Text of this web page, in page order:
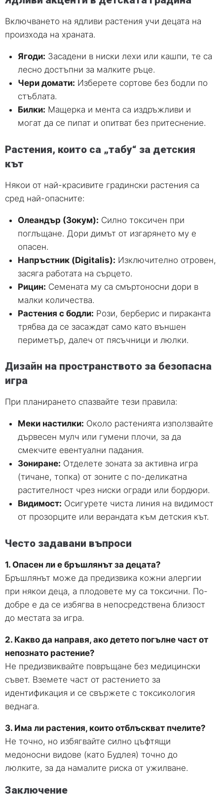
Включването на ядливи растения учи децата на
произхода на храната.
Ягоди: Засадени в ниски лехи или кашпи, те са
лесно достъпни за малките ръце.
Чери домати: Изберете сортове без бодли по
стъблата.
Билки: Мащерка и мента са издръжливи и
могат да се пипат и опитват без притеснение.
Растения, които са „табу“ за детския
кът
Някои от най-красивите градински растения са
сред най-опасните:
Олеандър (Зокум): Силно токсичен при
поглъщане. Дори димът от изгарянето му е
опасен.
Напръстник (Digitalis): Изключително отровен,
засяга работата на сърцето.
Рицин: Семената му са смъртоносни дори в
малки количества.
Растения с бодли: Рози, берберис и пираканта
трябва да се засаждат само като външен
периметър, далеч от пясъчници и люлки.
Дизайн на пространството за безопасна
игра
При планирането спазвайте тези правила:
Меки настилки: Около растенията използвайте
дървесен мулч или гумени плочи, за да
смекчите евентуални падания.
Зониране: Отделете зоната за активна игра
(тичане, топка) от зоните с по-деликатна
растителност чрез ниски огради или бордюри.
Видимост: Осигурете чиста линия на видимост
от прозорците или верандата към детския кът.
Често задавани въпроси
1. Опасен ли е бръшлянът за децата?
Бръшлянът може да предизвика кожни алергии
при някои деца, а плодовете му са токсични. По-
добре е да се избягва в непосредствена близост
до местата за игра.
2. Какво да направя, ако детето погълне част от
непознато растение?
Не предизвиквайте повръщане без медицински
съвет. Вземете част от растението за
идентификация и се свържете с токсикология
веднага.
3. Има ли растения, които отблъскват пчелите?
Не точно, но избягвайте силно цъфтящи
медоносни видове (като Будлея) точно до
люлките, за да намалите риска от ужилване.
Заключение